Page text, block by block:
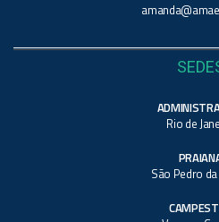
Rio de
São Pedro